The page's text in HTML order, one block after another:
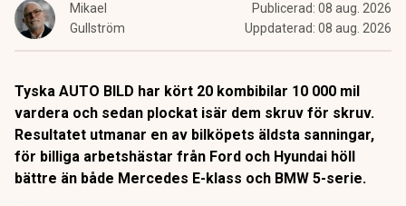
Mikael
Gullström
Publicerad: 08 aug. 2026
Uppdaterad: 08 aug. 2026
Tyska AUTO BILD har kört 20 kombibilar 10 000 mil
vardera och sedan plockat isär dem skruv för skruv.
Resultatet utmanar en av bilköpets äldsta sanningar,
för billiga arbetshästar från Ford och Hyundai höll
bättre än både Mercedes E-klass och BMW 5-serie.